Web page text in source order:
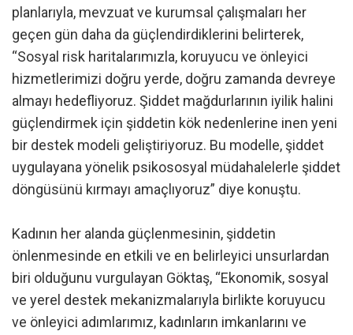
planlarıyla, mevzuat ve kurumsal çalışmaları her
geçen gün daha da güçlendirdiklerini belirterek,
“Sosyal risk haritalarımızla, koruyucu ve önleyici
hizmetlerimizi doğru yerde, doğru zamanda devreye
almayı hedefliyoruz. Şiddet mağdurlarının iyilik halini
güçlendirmek için şiddetin kök nedenlerine inen yeni
bir destek modeli geliştiriyoruz. Bu modelle, şiddet
uygulayana yönelik psikososyal müdahalelerle şiddet
döngüsünü kırmayı amaçlıyoruz” diye konuştu.
Kadının her alanda güçlenmesinin, şiddetin
önlenmesinde en etkili ve en belirleyici unsurlardan
biri olduğunu vurgulayan Göktaş, “Ekonomik, sosyal
ve yerel destek mekanizmalarıyla birlikte koruyucu
ve önleyici adımlarımız, kadınların imkanlarını ve